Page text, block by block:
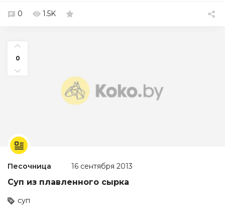
0 1.5K
0
Песочница 16 сентября 2013
Суп из плавленного сырка
суп